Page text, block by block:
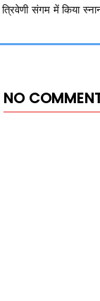
त्रिवेणी संगम में किया
NO